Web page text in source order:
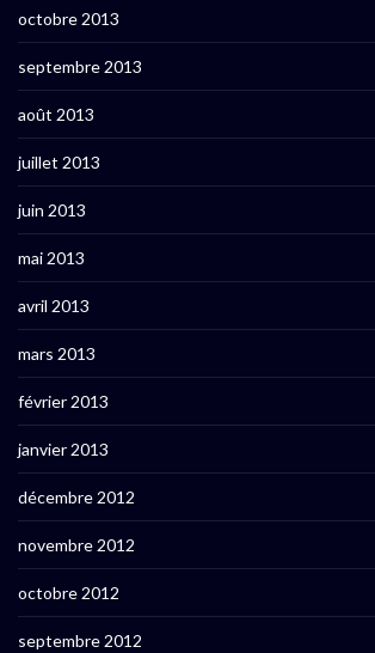
octobre 2013
septembre 2013
août 2013
juillet 2013
juin 2013
mai 2013
avril 2013
mars 2013
février 2013
janvier 2013
décembre 2012
novembre 2012
octobre 2012
septembre 2012